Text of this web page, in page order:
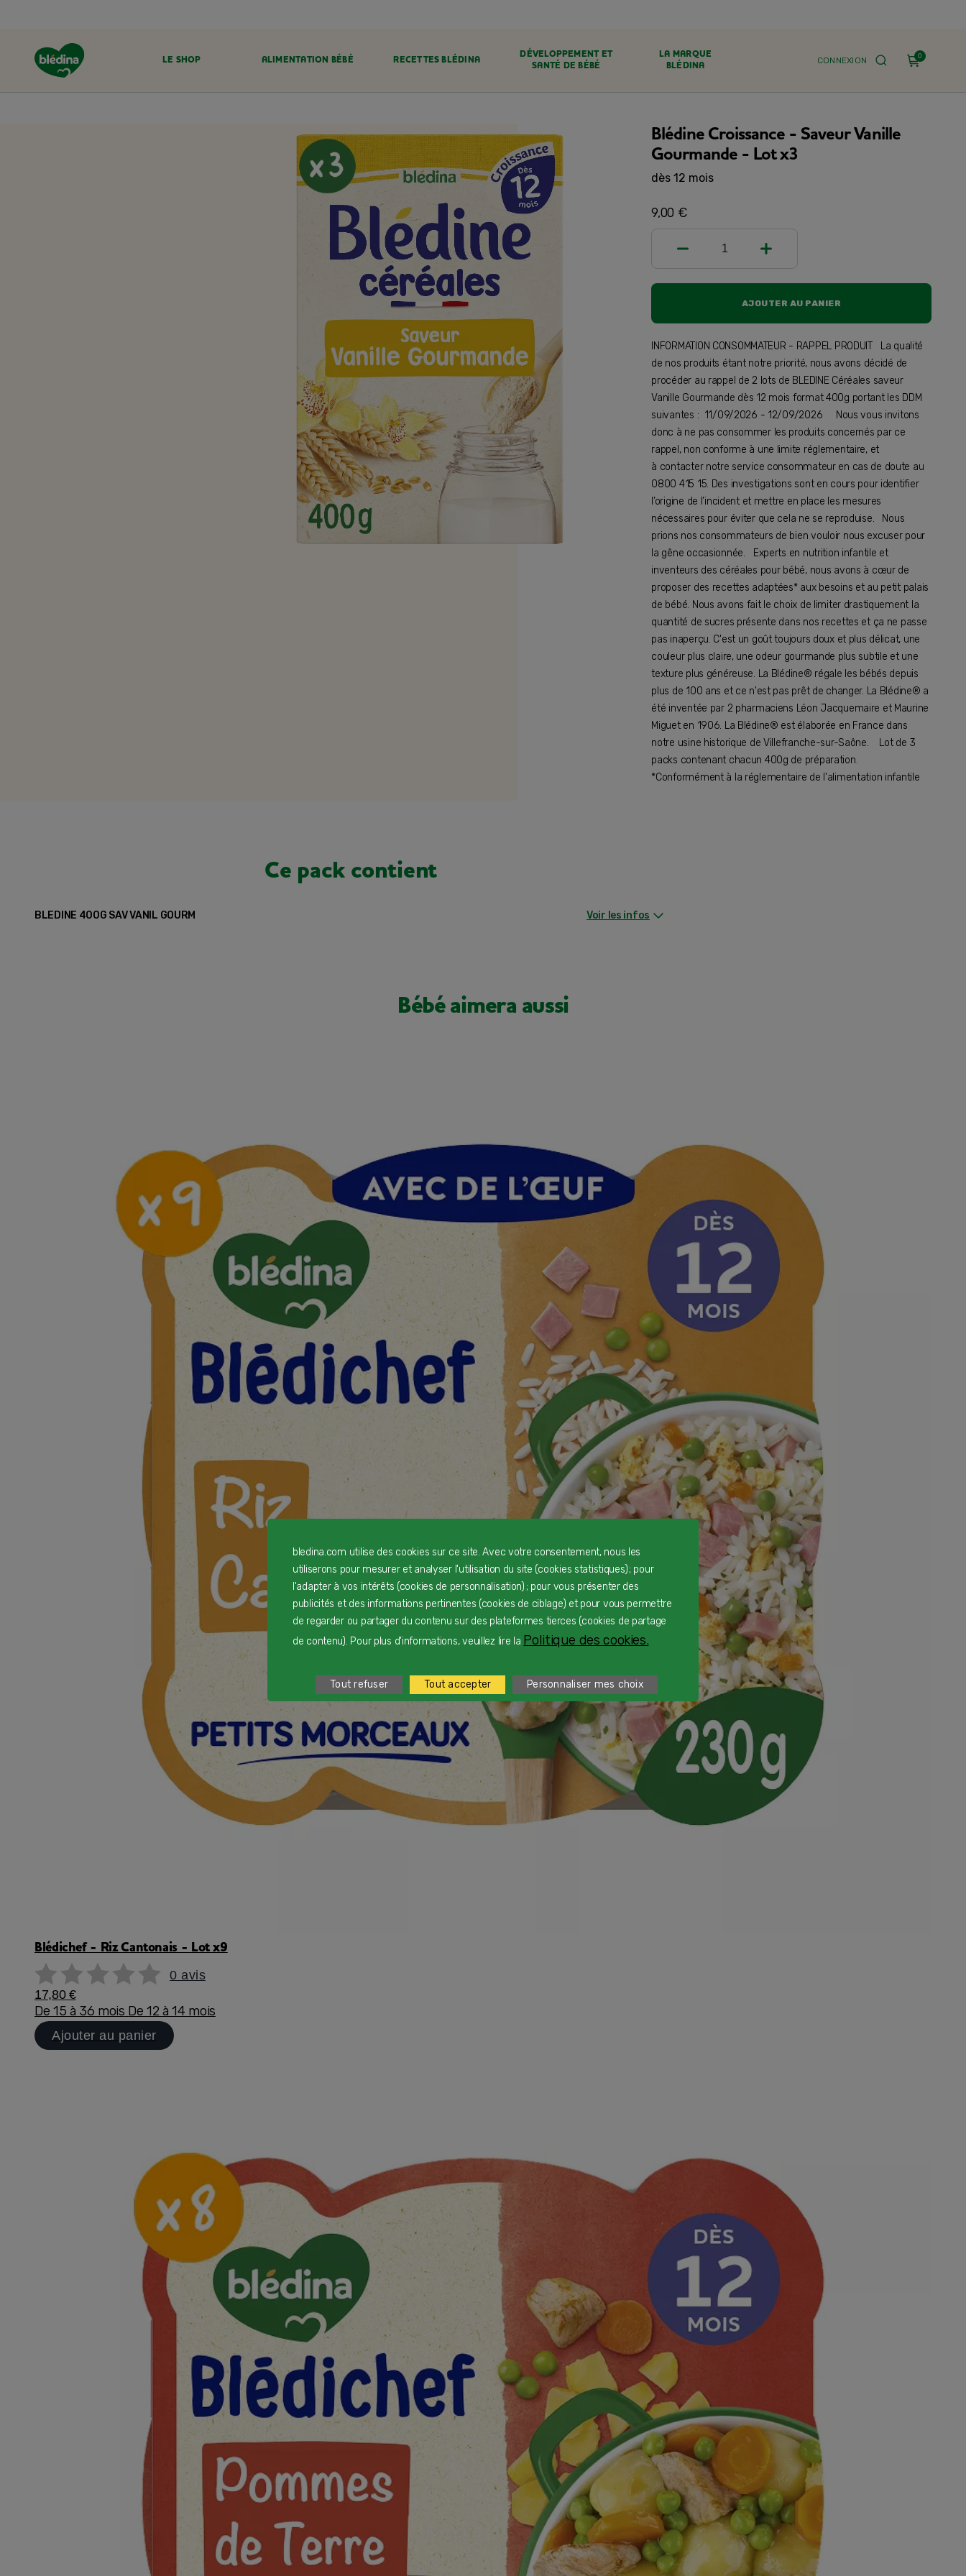
CONNEXION 0
LE SHOP ALIMENTATION BÉBÉ RECETTES BLÉDINA
DÉVELOPPEMENT ET
SANTÉ DE BÉBÉ
LA MARQUE
BLÉDINA
LE SHOP
Blédine Croissance - Saveur Vanille
Gourmande - Lot x3
dès 12 mois
9,00 €
1
AJOUTER AU PANIER
INFORMATION CONSOMMATEUR - RAPPEL PRODUIT La qualité
de nos produits étant notre priorité, nous avons décidé de
procéder au rappel de 2 lots de BLEDINE Céréales saveur
Vanille Gourmande dès 12 mois format 400g portant les DDM
suivantes : 11/09/2026 - 12/09/2026 Nous vous invitons
donc à ne pas consommer les produits concernés par ce
rappel, non conforme à une limite réglementaire, et
à contacter notre service consommateur en cas de doute au
0800 415 15. Des investigations sont en cours pour identifier
l’origine de l’incident et mettre en place les mesures
nécessaires pour éviter que cela ne se reproduise. Nous
prions nos consommateurs de bien vouloir nous excuser pour
la gêne occasionnée. Experts en nutrition infantile et
inventeurs des céréales pour bébé, nous avons à cœur de
proposer des recettes adaptées* aux besoins et au petit palais
de bébé. Nous avons fait le choix de limiter drastiquement la
quantité de sucres présente dans nos recettes et ça ne passe
pas inaperçu. C'est un goût toujours doux et plus délicat, une
couleur plus claire, une odeur gourmande plus subtile et une
texture plus généreuse. La Blédine® régale les bébés depuis
plus de 100 ans et ce n'est pas prêt de changer. La Blédine® a
été inventée par 2 pharmaciens Léon Jacquemaire et Maurine
Miguet en 1906. La Blédine® est élaborée en France dans
notre usine historique de Villefranche-sur-Saône. Lot de 3
packs contenant chacun 400g de préparation.
*Conformément à la réglementaire de l'alimentation infantile
Ce pack contient
BLEDINE 400G SAV VANIL GOURM Voir les infos
Bébé aimera aussi
Blédichef - Riz Cantonais - Lot x9
0 avis
17,80 €
De 15 à 36 mois De 12 à 14 mois
Ajouter au panier
bledina.com utilise des cookies sur ce site. Avec votre consentement, nous les
utiliserons pour mesurer et analyser l'utilisation du site (cookies statistiques) ; pour
l'adapter à vos intérêts (cookies de personnalisation) ; pour vous présenter des
publicités et des informations pertinentes (cookies de ciblage) et pour vous permettre
de regarder ou partager du contenu sur des plateformes tierces (cookies de partage
de contenu). Pour plus d'informations, veuillez lire la Politique des cookies.
Tout refuser Tout accepter Personnaliser mes choix